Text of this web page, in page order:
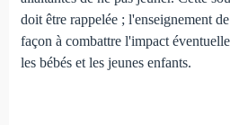
doit être rappelée ; l'enseignement
façon à combattre l'impact
les bébés et les jeunes enfants.